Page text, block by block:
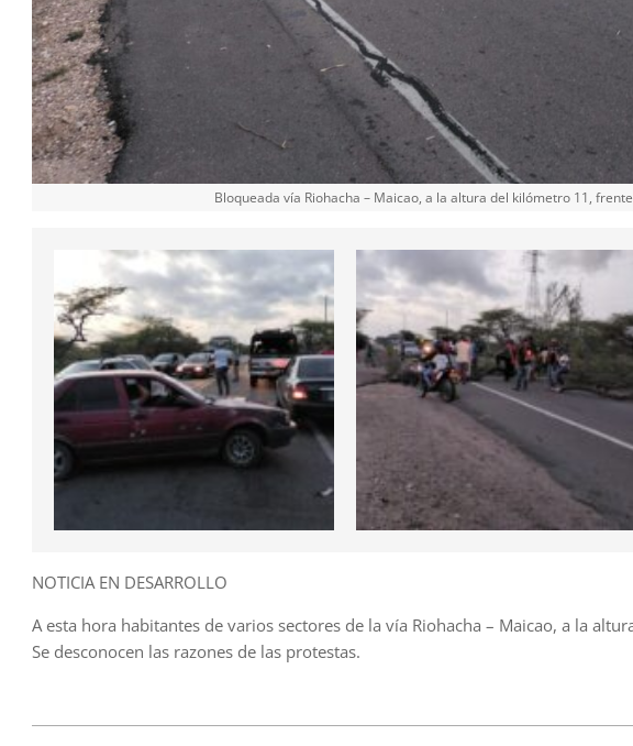
Bloqueada vía Riohacha – Maicao, a la altura del kilómetro 11,
NOTICIA EN DESARROLLO
A esta hora habitantes de varios sectores de la vía Riohacha – Maicao, a la
Se desconocen las razones de las protestas.